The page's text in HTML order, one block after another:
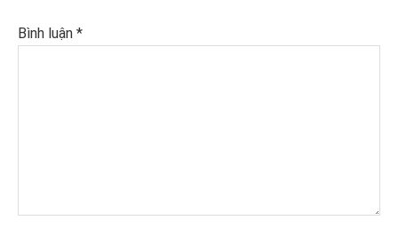
Bình luận *